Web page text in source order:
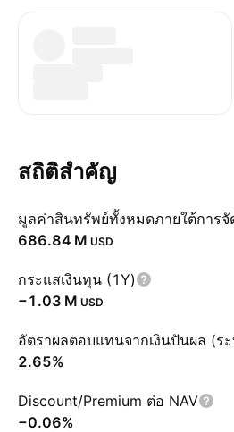
สถิติสำคัญ
มูลค่าสินทรัพย์ทั้งหมดภายใต้การจั
‪686.84 M‬ USD
กระแสเงินทุน (1Y)
‪−1.03 M‬ USD
อัตราผลตอบแทนจากเงินปันผล (ระ
2.65%
Discount/Premium ต่อ NAV
−0.06%